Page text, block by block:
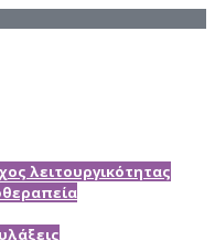
λειτουργικότητας